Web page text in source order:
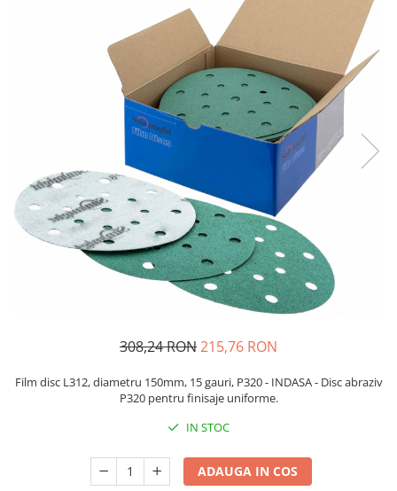
Sisteme si pahare PPS
Pahare de amestec
308,24 RON215,76 RON
Film disc L312, diametru 150mm, 15 gauri, P320 - INDASA - Disc abraziv
P320 pentru finisaje uniforme.
IN STOC
ADAUGA IN COS